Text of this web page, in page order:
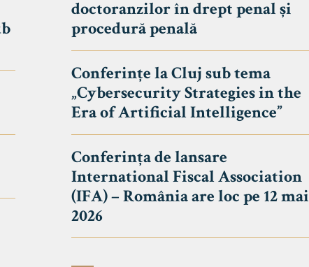
Studenți
& Internațional
Facultății
& Reviste
doctoranzilor în drept penal și
procedură penală
Conferințe la Cluj sub tema
„Cybersecurity Strategies in the
Era of Artificial Intelligence”
Conferința de lansare
International Fiscal Association
(IFA) – România are loc pe 12 mai
2026